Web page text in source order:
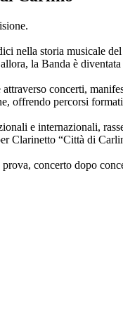
nella storia musicale
la Banda è
concerti,
offrendo percorsi
e internazionali,
Clarinetto “Città di
concerto dopo